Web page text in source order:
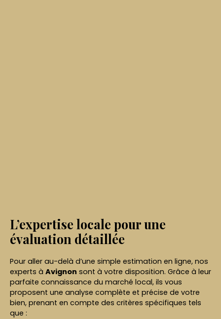
L’expertise locale pour une
évaluation détaillée
Pour aller au-delà d’une simple estimation en ligne, nos
experts à Avignon sont à votre disposition. Grâce à leur
parfaite connaissance du marché local, ils vous
proposent une analyse complète et précise de votre
bien, prenant en compte des critères spécifiques tels
que :